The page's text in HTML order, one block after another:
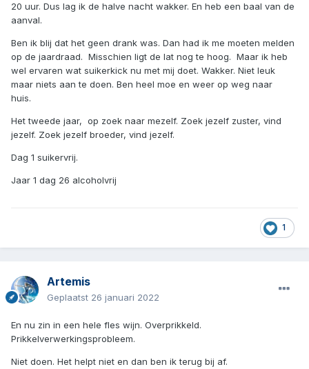
20 uur. Dus lag ik de halve nacht wakker. En heb een baal van de
aanval.
Ben ik blij dat het geen drank was. Dan had ik me moeten melden
op de jaardraad. Misschien ligt de lat nog te hoog. Maar ik heb
wel ervaren wat suikerkick nu met mij doet. Wakker. Niet leuk
maar niets aan te doen. Ben heel moe en weer op weg naar
huis.
Het tweede jaar, op zoek naar mezelf. Zoek jezelf zuster, vind
jezelf. Zoek jezelf broeder, vind jezelf.
Dag 1 suikervrij.
Jaar 1 dag 26 alcoholvrij
1
Artemis
Geplaatst 26 januari 2022
En nu zin in een hele fles wijn. Overprikkeld.
Prikkelverwerkingsprobleem.
Niet doen. Het helpt niet en dan ben ik terug bij af.